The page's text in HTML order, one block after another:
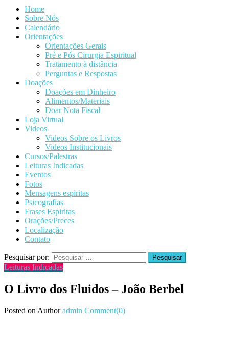
Home
Sobre Nós
Calendário
Orientações
Orientações Gerais
Pré e Pós Cirurgia Espiritual
Tratamento à distância
Perguntas e Respostas
Doações
Doações em Dinheiro
Alimentos/Materiais
Doar Nota Fiscal
Loja Virtual
Videos
Videos Sobre os Livros
Videos Institucionais
Cursos/Palestras
Leituras Indicadas
Eventos
Fotos
Mensagens espiritas
Psicografias
Frases Espiritas
Orações/Preces
Localização
Contato
Pesquisar por:
Leituras Indicadas
O Livro dos Fluidos – João Berbel
Posted on Author admin Comment(0)